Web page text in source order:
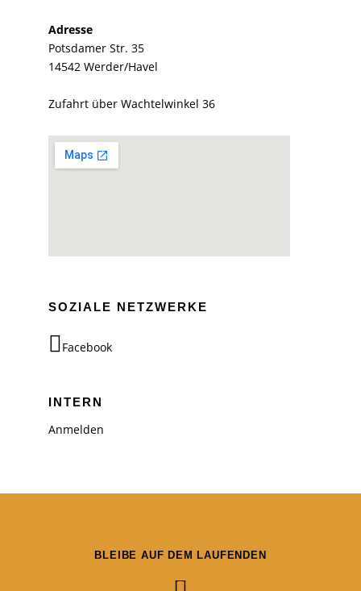
Adresse
Potsdamer Str. 35
14542 Werder/Havel
Zufahrt über Wachtelwinkel 36
SOZIALE NETZWERKE
Facebook
INTERN
Anmelden
BLEIBE AUF DEM LAUFENDEN